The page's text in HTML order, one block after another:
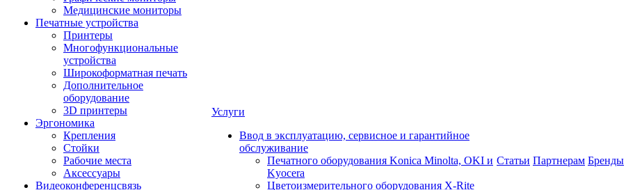
Медицинские мониторы
Печатные устройства
Принтеры
Многофункциональные
устройства
Широкоформатная печать
Дополнительное
оборудование
3D принтеры
Эргономика
Крепления
Стойки
Рабочие места
Аксессуары
Видеоконференцсвязь
Услуги
Ввод в эксплуатацию, сервисное и гарантийное
обслуживание
Печатного оборудования Konica Minolta, OKI и
Kyocera
Цветоизмерительного оборудования X-Rite
Статьи Партнерам Бренды